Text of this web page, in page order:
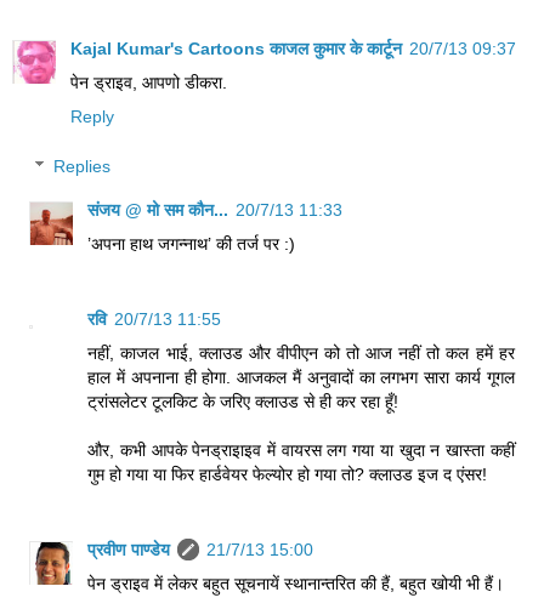
Kajal Kumar's Cartoons काजल कुमार के कार्टून 20/7/13 09:37
पेन ड्राइव, आपणो डीकरा.
Reply
Replies
संजय @ मो सम कौन... 20/7/13 11:33
’अपना हाथ जगन्नाथ’ की तर्ज पर :)
रवि 20/7/13 11:55
नहीं, काजल भाई, क्लाउड और वीपीएन को तो आज नहीं तो कल हमें हर
हाल में अपनाना ही होगा. आजकल मैं अनुवादों का लगभग सारा कार्य गूगल
ट्रांसलेटर टूलकिट के जरिए क्लाउड से ही कर रहा हूँ!
और, कभी आपके पेनड्राइाइव में वायरस लग गया या खुदा न खास्ता कहीं
गुम हो गया या फिर हार्डवेयर फेल्योर हो गया तो? क्लाउड इज द एंसर!
प्रवीण पाण्डेय
21/7/13 15:00
पेन ड्राइव में लेकर बहुत सूचनायें स्थानान्तरित की हैं, बहुत खोयी भी हैं।